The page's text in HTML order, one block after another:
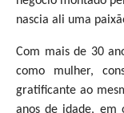
nascia ali uma
Com mais de 30
como mulher,
gratificante ao
anos de idade, em